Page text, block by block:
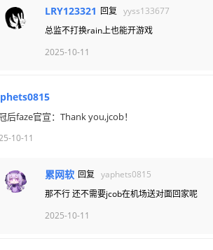
LRY123321 回复 yyss133677
总监不打换rain上也能开游戏
2025-10-11
后faze官宣：Thank you,jcob！
10-11
累网软 回复 yaphets0815
那不行 还不需要jcob在机场送对面回家呢
2025-10-11